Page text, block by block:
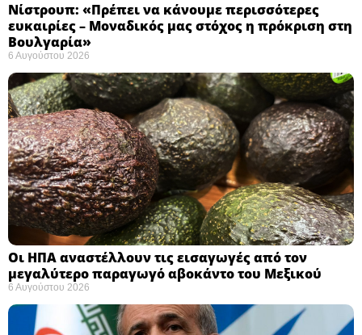
Νίστρουπ: «Πρέπει να κάνουμε περισσότερες
ευκαιρίες – Μοναδικός μας στόχος η πρόκριση στη
Βουλγαρία» ​
6 Αυγούστου 2026
Οι ΗΠΑ αναστέλλουν τις εισαγωγές από τον
μεγαλύτερο παραγωγό αβοκάντο του Μεξικού ​
6 Αυγούστου 2026